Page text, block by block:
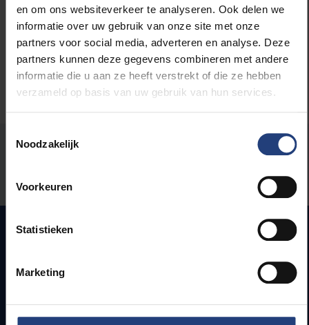
en om ons websiteverkeer te analyseren. Ook delen we
informatie over uw gebruik van onze site met onze
partners voor social media, adverteren en analyse. Deze
partners kunnen deze gegevens combineren met andere
informatie die u aan ze heeft verstrekt of die ze hebben
verzameld op basis van uw gebruik van hun services.
Noodzakelijk
Voorkeuren
Statistieken
Marketing
Universiteit
Stond er een fout op deze pagina?